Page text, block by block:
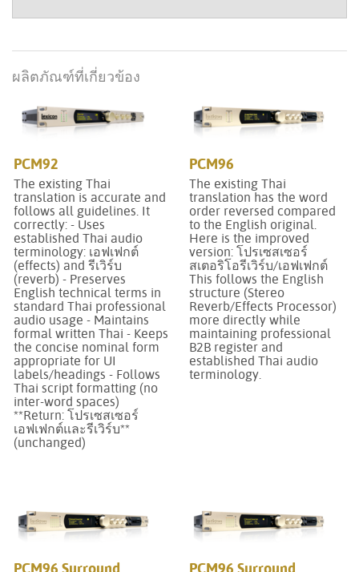
ผลิตภัณฑ์ที่เกี่ยวข้อง
PCM92
The existing Thai
translation is accurate and
follows all guidelines. It
correctly: - Uses
established Thai audio
terminology: เอฟเฟกต์
(effects) and รีเวิร์บ
(reverb) - Preserves
English technical terms in
standard Thai professional
audio usage - Maintains
formal written Thai - Keeps
the concise nominal form
appropriate for UI
labels/headings - Follows
Thai script formatting (no
inter-word spaces)
**Return: โปรเซสเซอร์
เอฟเฟกต์และรีเวิร์บ**
(unchanged)
PCM96
The existing Thai
translation has the word
order reversed compared
to the English original.
Here is the improved
version: โปรเซสเซอร์
สเตอริโอรีเวิร์บ/เอฟเฟกต์
This follows the English
structure (Stereo
Reverb/Effects Processor)
more directly while
maintaining professional
B2B register and
established Thai audio
terminology.
PCM96 Surround PCM96 Surround